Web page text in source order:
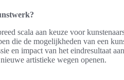
scala aan keuze voor
die de mogelijkheden van een
en impact van het eindresultaat
artistieke wegen openen.